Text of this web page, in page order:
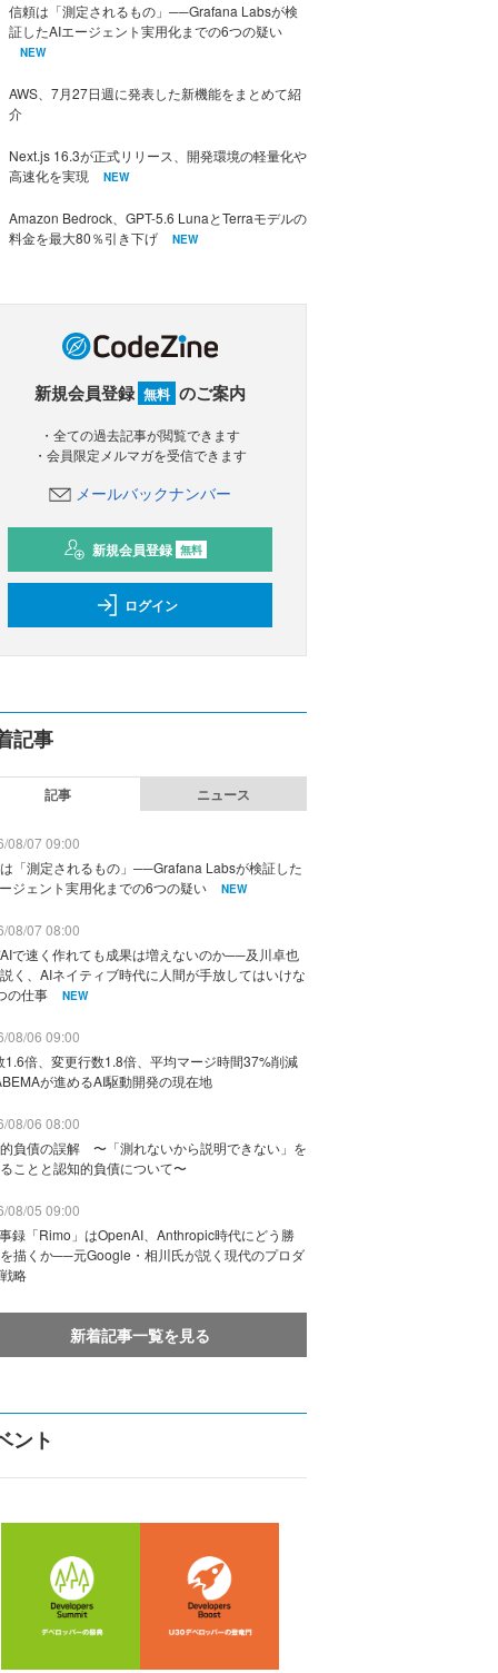
信頼は「測定されるもの」──Grafana Labsが検
証したAIエージェント実用化までの6つの疑い
NEW
AWS、7月27日週に発表した新機能をまとめて紹
介
Next.js 16.3が正式リリース、開発環境の軽量化や
高速化を実現
NEW
Amazon Bedrock、GPT-5.6 LunaとTerraモデルの
料金を最大80％引き下げ
NEW
新規会員登録 無料 のご案内
・全ての過去記事が閲覧できます
・会員限定メルマガを受信できます
メールバックナンバー
新規会員登録 無料
ログイン
記事
記事 ニュース
08/07 09:00
「測定されるもの」──Grafana Labsが検証した
ジェント実用化までの6つの疑い
NEW
08/07 08:00
で速く作れても成果は増えないのか──及川卓也
く、AIネイティブ時代に人間が手放してはいけな
の仕事
NEW
08/06 09:00
1.6倍、変更行数1.8倍、平均マージ時間37%削減
が進めるAI駆動開発の現在地
08/06 08:00
負債の誤解 〜「測れないから説明できない」を
ことと認知的負債について〜
08/05 09:00
録「Rimo」はOpenAI、Anthropic時代にどう勝
描くか──元Google・相川氏が説く現代のプロダ
略
新着記事一覧を見る
ント